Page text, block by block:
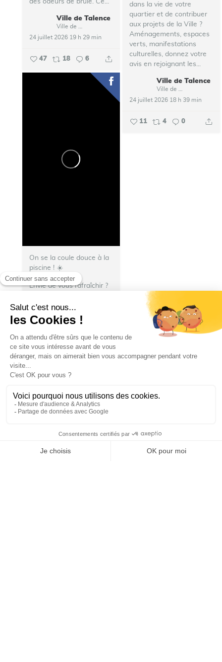
Ville de Talence
24 juillet 2026 19 h 29 min
47 18 6
dans la vie de votre
quartier et de contribuer
aux projets de la Ville ?
Aménagements, espaces
verts, manifestations
culturelles, donnez votre
avis en rejoignant les...
Ville de Talence
24 juillet 2026 18 h 39 min
11 4 0
On se la coule douce à la
piscine ! ☀️
Envie de vous rafraîchir ?
nautique Henri
Deschamps !
🏊 Bassin
olympique, piscine à
vagues, pentagliss, jeux
d’extérieur, espace...
23 2 3
SHOW MORE